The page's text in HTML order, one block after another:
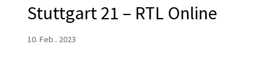
Stuttgart 21 – RTL Online
10. Feb.. 2023